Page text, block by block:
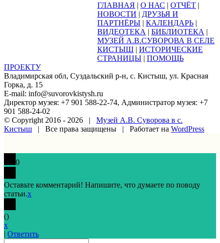
ГЛАВНАЯ | О НАС | ОТЧЁТ |
НОВОСТИ | ДРУЗЬЯ И
ПАРТНЁРЫ | КАЛЕНДАРЬ |
ВИДЕОТЕКА | БИБЛИОТЕКА |
МУЗЕЙ А.В.СУВОРОВА В СЕЛЕ
КИСТЫШ | ИСТОРИЧЕСКИЕ
СТРАНИЦЫ | ПОМОЩЬ
ПРОЕКТУ
Владимирская обл, Суздальский р-н, с. Кистыш, ул. Красная
Горка, д. 15
E-mail: info@suvorovkistysh.ru
Директор музея: +7 901 588-22-74, Администратор музея: +7
901 588-24-02
© Copyright 2016 - 2026 | Музей А.В. Суворова в с.
Кистыш | Все права защищены | Работает на WordPress
0
Оставьте комментарий! Напишите, что думаете по поводу
статьи.x
()
x
| Ответить